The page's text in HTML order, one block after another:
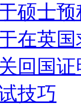
硕士预
在英
回国
技巧